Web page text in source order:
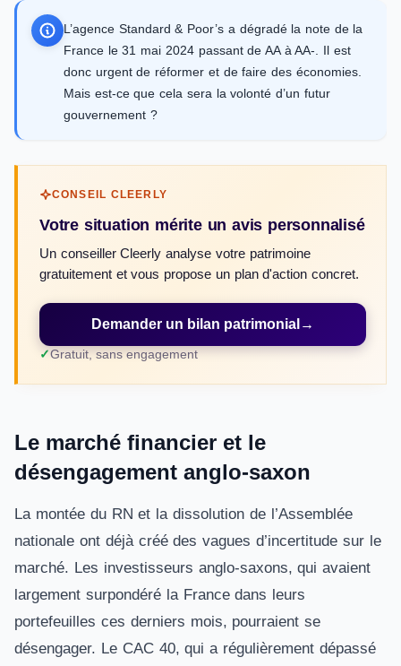
L’agence Standard & Poor’s a dégradé la note de la
France le 31 mai 2024 passant de AA à AA-. Il est
donc urgent de réformer et de faire des économies.
Mais est-ce que cela sera la volonté d’un futur
gouvernement ?
CONSEIL CLEERLY
Votre situation mérite un avis personnalisé
Un conseiller Cleerly analyse votre patrimoine
gratuitement et vous propose un plan d'action concret.
Demander un bilan patrimonial →
Gratuit, sans engagement
Le marché financier et le
désengagement anglo-saxon
La montée du RN et la dissolution de l’Assemblée
nationale ont déjà créé des vagues d’incertitude sur le
marché. Les investisseurs anglo-saxons, qui avaient
largement surpondéré la France dans leurs
portefeuilles ces derniers mois, pourraient se
désengager. Le CAC 40, qui a régulièrement dépassé